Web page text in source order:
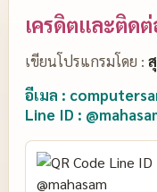
เครดิตและติด
เขียนโปรแกรมโดย :
อีเมล :
Line ID :